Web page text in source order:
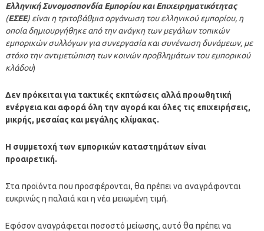
Ελληνική Συνομοσπονδία Εμπορίου και Επιχειρηματικότητας
(ΕΣΕΕ) είναι η τριτοβάθμια οργάνωση του ελληνικού εμπορίου, η
οποία δημιουργήθηκε από την ανάγκη των μεγάλων τοπικών
εμπορικών συλλόγων για συνεργασία και συνένωση δυνάμεων, με
στόχο την αντιμετώπιση των κοινών προβλημάτων του εμπορικού
κλάδου)
Δεν πρόκειται για τακτικές εκπτώσεις αλλά προωθητική
ενέργεια και αφορά όλη την αγορά και όλες τις επιχειρήσεις,
μικρής, μεσαίας και μεγάλης κλίμακας.
Η συμμετοχή των εμπορικών καταστημάτων είναι
προαιρετική.
Στα προϊόντα που προσφέρονται, θα πρέπει να αναγράφονται
ευκρινώς η παλαιά και η νέα μειωμένη τιμή.
Εφόσον αναγράφεται ποσοστό μείωσης, αυτό θα πρέπει να